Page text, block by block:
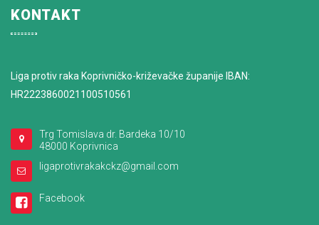
KONTAKT
Liga protiv raka Koprivničko-križevačke županije IBAN:
HR2223860021100510561
Trg Tomislava dr. Bardeka 10/10
48000 Koprivnica
ligaprotivrakakckz@gmail.com
Facebook